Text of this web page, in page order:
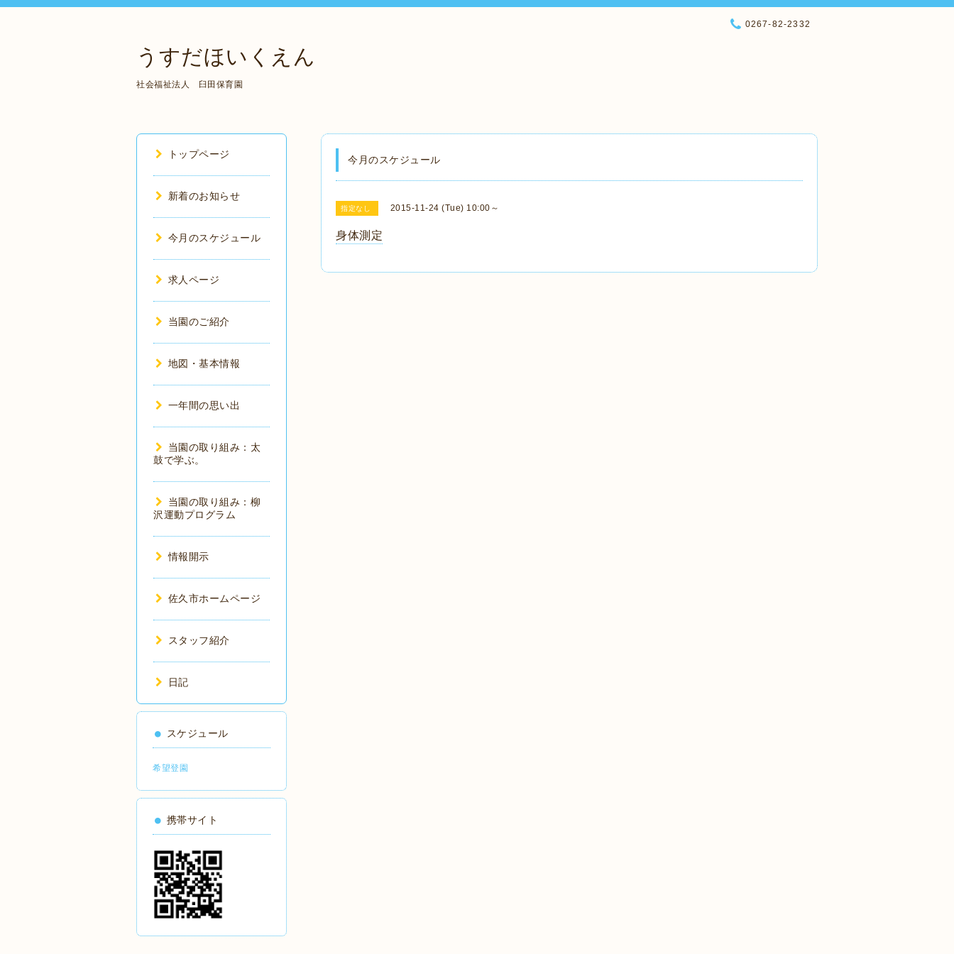
うすだほいくえん
社会福祉法人 臼田保育園
0267-82-2332
今月のスケジュール
指定なし 2015-11-24 (Tue) 10:00～
身体測定
トップページ
新着のお知らせ
今月のスケジュール
求人ページ
当園のご紹介
地図・基本情報
一年間の思い出
当園の取り組み：太
鼓で学ぶ。
当園の取り組み：柳
沢運動プログラム
情報開示
佐久市ホームページ
スタッフ紹介
日記
スケジュール
希望登園
携帯サイト